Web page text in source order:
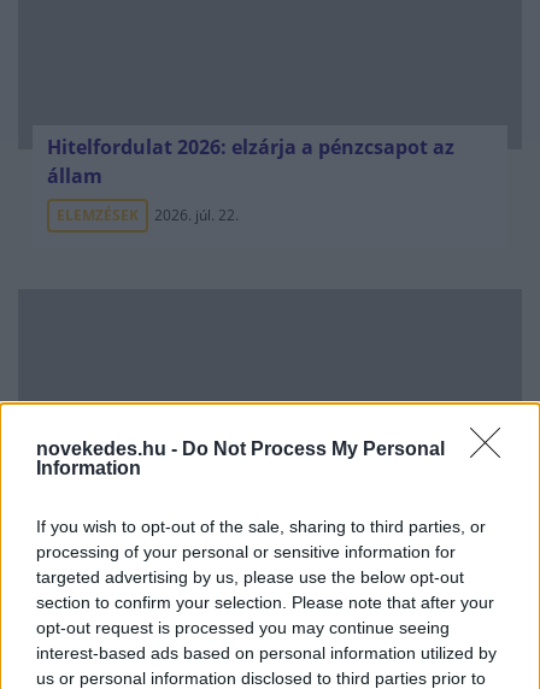
novekedes.hu - Do Not Process My Personal
Information
If you wish to opt-out of the sale, sharing to third parties, or
processing of your personal or sensitive information for
targeted advertising by us, please use the below opt-out
section to confirm your selection. Please note that after your
opt-out request is processed you may continue seeing
interest-based ads based on personal information utilized by
us or personal information disclosed to third parties prior to
Hitelfordulat 2026: elzárja a pénzcsapot az
állam
ELEMZÉSEK 2026. júl. 22.
Vagyonvisszaszerzés: amikor a pénz
gyorsabban fut, mint a jog
ELEMZÉSEK 2026. júl. 21.